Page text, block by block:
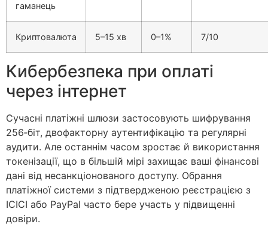
гаманець
Криптовалюта 5–15 хв 0–1% 7/10
Кибербезпека при оплаті
через інтернет
Сучасні платіжні шлюзи застосовують шифрування
256‑біт, двофакторну аутентифікацію та регулярні
аудити. Але останнім часом зростає й використання
токенізації, що в більшій мірі захищає ваші фінансові
дані від несанкціонованого доступу. Обрання
платіжної системи з підтвердженою реєстрацією з
ICICI або PayPal часто бере участь у підвищенні
довіри.